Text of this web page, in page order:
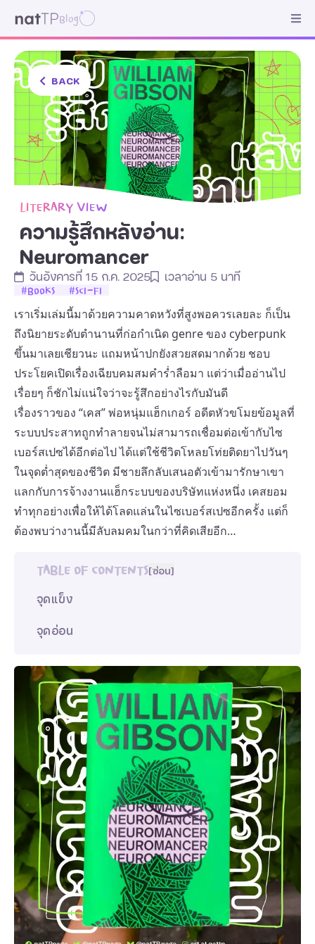
Blog
หน้าหลัก
บทความ
เกี่ยวกับผู้เขียน
BACK
LITERARY VIEW
ความรู้สึกหลังอ่าน:
Neuromancer
วันอังคารที่ 15 ก.ค. 2025 เวลาอ่าน 5 นาที
#BOOKS #SCI-FI
เราเริ่มเล่มนี้มาด้วยความคาดหวังที่สูงพอควรเลยละ ก็เป็น
ถึงนิยายระดับตำนานที่ก่อกำเนิด genre ของ cyberpunk
ขึ้นมาเลยเชียวนะ แถมหน้าปกยังสวยสดมากด้วย ชอบ
ประโยคเปิดเรื่องเฉียบคมสมคำร่ำลือมา แต่ว่าเมื่ออ่านไป
เรื่อยๆ ก็ชักไม่แน่ใจว่าจะรู้สึกอย่างไรกับมันดี
เรื่องราวของ “เคส” พ่อหนุ่มแฮ็กเกอร์ อดีตหัวขโมยข้อมูลที่
ระบบประสาทถูกทำลายจนไม่สามารถเชื่อมต่อเข้ากับไซ
เบอร์สเปซได้อีกต่อไป ได้แต่ใช้ชีวิตโหลยโท่ยติดยาไปวันๆ
ในจุดต่ำสุดของชีวิต มีชายลึกลับเสนอตัวเข้ามารักษาเขา
แลกกับการจ้างงานแฮ็กระบบของบริษัทแห่งหนึ่ง เคสยอม
ทำทุกอย่างเพื่อให้ได้โลดแล่นในไซเบอร์สเปซอีกครั้ง แต่ก็
ต้องพบว่างานนี้มีลับลมคมในกว่าที่คิดเสียอีก…
TABLE OF CONTENTS[ซ่อน]
จุดแข็ง
จุดอ่อน